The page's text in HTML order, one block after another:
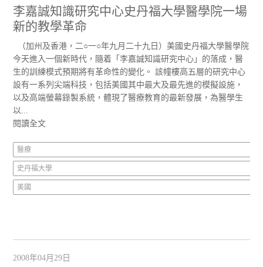
李嘉誠知識研究中心史丹福大學醫學院一場
新的教學革命
（加州及香港，二○一○年九月二十九日）美國史丹福大學醫學院
今天進入一個新時代，隨着「李嘉誠知識研究中心」的落成，醫
生的訓練模式預期將有革命性的變化。 該幢樓高五層的研究中心
設有一系列尖端科技，包括美國其中最大及最先進的模擬設施，
以及高端螢幕錄製系統，體現了醫療教育的最新發展，為醫學生
以...
閱讀全文
醫療
史丹福大學
美國
2008年04月29日